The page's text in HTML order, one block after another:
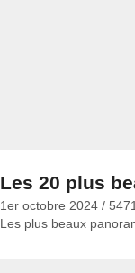
Les 20 plus
1er octobre 2024 / 5471
Les plus beaux